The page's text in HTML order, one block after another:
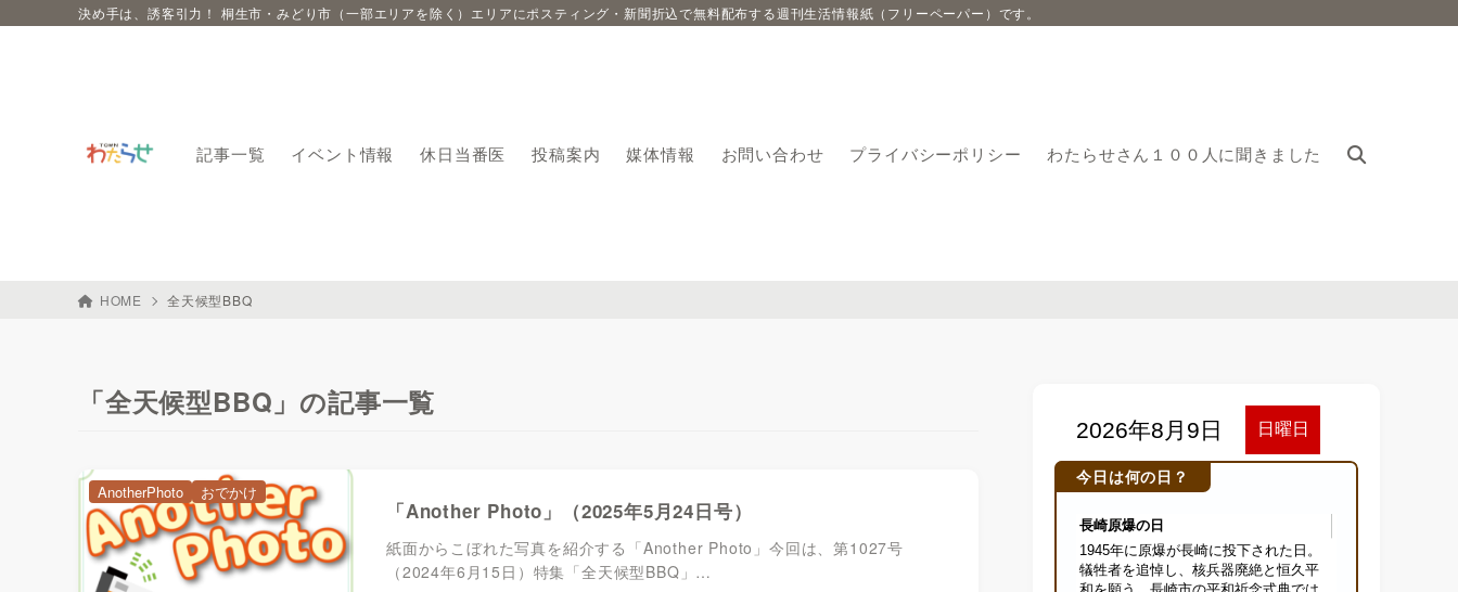
決め手は、誘客引力！ 桐生市・みどり市（一部エリアを除く）エリアにポスティング・新聞折込で無料配布する週刊生活情報紙（フリーペーパー）です。
記事一覧 イベント情報 休日当番医 投稿案内 媒体情報 お問い合わせ プライバシーポリシー わたらせさん１００人に聞きました
HOME 全天候型BBQ
「全天候型BBQ」の記事一覧
「Another Photo」（2025年5月24日号）
紙面からこぼれた写真を紹介する「Another Photo」今回は、第1027号
（2024年6月15日）特集「全天候型BBQ」…
AnotherPhoto おでかけ
今日は何の日？